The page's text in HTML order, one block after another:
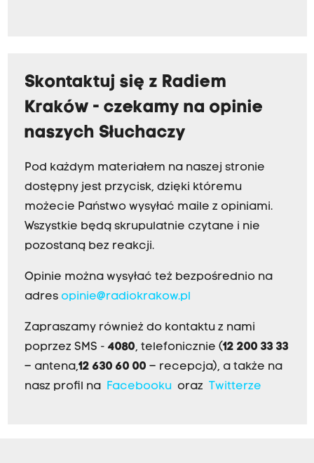
Skontaktuj się z Radiem
Kraków - czekamy na opinie
naszych Słuchaczy
Pod każdym materiałem na naszej stronie
dostępny jest przycisk, dzięki któremu
możecie Państwo wysyłać maile z opiniami.
Wszystkie będą skrupulatnie czytane i nie
pozostaną bez reakcji.
Opinie można wysyłać też bezpośrednio na
adres opinie@radiokrakow.pl
Zapraszamy również do kontaktu z nami
poprzez SMS - 4080, telefonicznie (12 200 33 33
– antena,12 630 60 00 – recepcja), a także na
nasz profil na
Facebookuoraz Twitterze